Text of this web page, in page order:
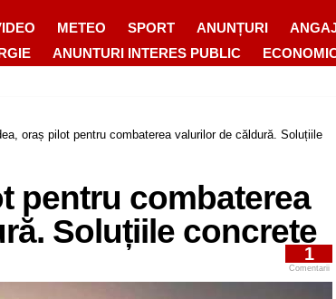
METEO SPORT ANUNȚURI
ANUNTURI INTERES PUBLIC
oraș pilot pentru combaterea valurilor de căldură. Soluțiile
pentru combaterea
Soluțiile concrete
1
Comentarii